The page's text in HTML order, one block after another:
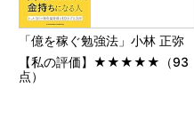
「億を稼ぐ勉強法」小林 正弥
【私の評価】★★★★★（93
点）